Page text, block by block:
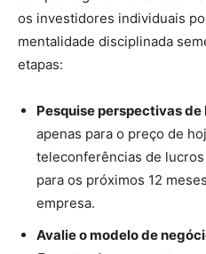
os investidores individuais
mentalidade disciplinada
etapas:
Pesquise perspectivas de
apenas para o preço de
teleconferências de
para os próximos 12
empresa.
Avalie o modelo de